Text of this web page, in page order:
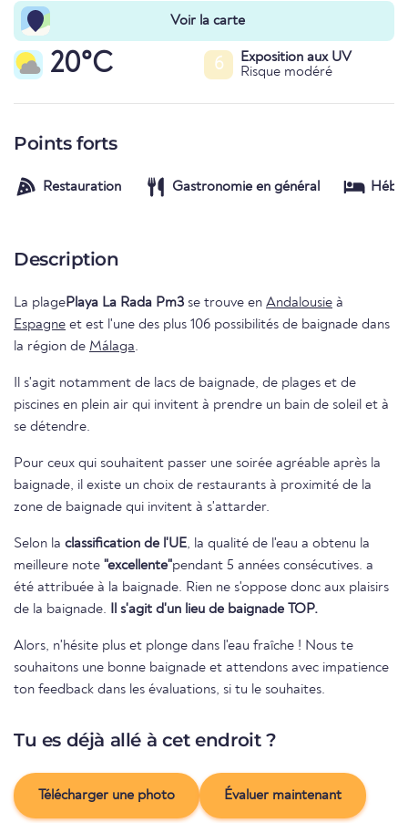
Voir la carte
20°C 6
Exposition aux UV
Risque modéré
Points forts
Restauration Gastronomie en général
Description
La plage Playa La Rada Pm3 se trouve en Andalousie à
Espagne et est l'une des plus 106 possibilités de baignade dans
la région de Málaga.
Il s'agit notamment de lacs de baignade, de plages et de
piscines en plein air qui invitent à prendre un bain de soleil et à
se détendre.
Pour ceux qui souhaitent passer une soirée agréable après la
baignade, il existe un choix de restaurants à proximité de la
zone de baignade qui invitent à s'attarder.
Selon la classification de l'UE, la qualité de l'eau a obtenu la
meilleure note "excellente"pendant 5 années consécutives. a
été attribuée à la baignade. Rien ne s'oppose donc aux plaisirs
de la baignade. Il s'agit d'un lieu de baignade TOP.
Alors, n'hésite plus et plonge dans l'eau fraîche ! Nous te
souhaitons une bonne baignade et attendons avec impatience
ton feedback dans les évaluations, si tu le souhaites.
Tu es déjà allé à cet endroit ?
Télécharger une photo Évaluer maintenant